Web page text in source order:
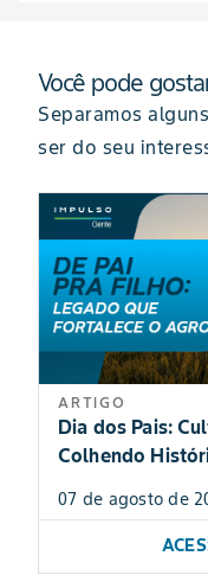
Você pode
Separamos
ser do seu
ARTIGO
Dia dos Pais:
Colhendo
07 de agosto de